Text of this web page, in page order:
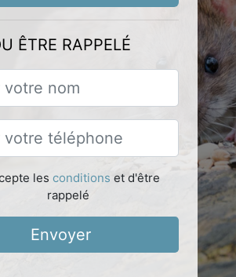
ÊTRE RAPPELÉ
les conditions et d'être
rappelé
Envoyer